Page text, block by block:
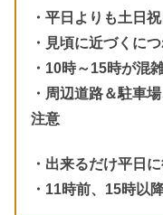
・平日よりも土日
・見頃に近づくに
・10時～15時が混
・周辺道路＆駐車
注意
・出来るだけ平日に
・11時前、15時以